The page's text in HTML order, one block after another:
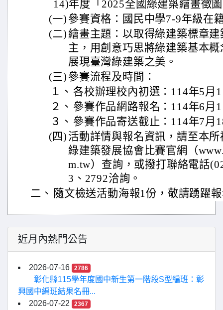
14)年度「2025全國綠建築繪畫徵
(一) 參賽資格：國民中學7-9年級在
(二) 繪畫主題：以取得綠建築標章
主，用創意巧思將綠建築基本
展現臺灣綠建築之美。
(三) 參賽流程及時間：
１、 各校辦理校內初選：114年5月
２、 參賽作品網路報名：114年6月
３、 參賽作品寄送截止：114年7月
(四) 活動詳情與報名資訊，請至本
綠建築發展協會比賽官網（
m.tw）查詢，或撥打聯絡電話
3、2792洽詢。
二、 隨文檢送活動海報1份，敬請踴躍
近月內熱門公告
2026-07-16 2786
彰化縣115學年度國中新生第一階段S型編班：彰
興國中編班結果名冊...
2026-07-22
2367